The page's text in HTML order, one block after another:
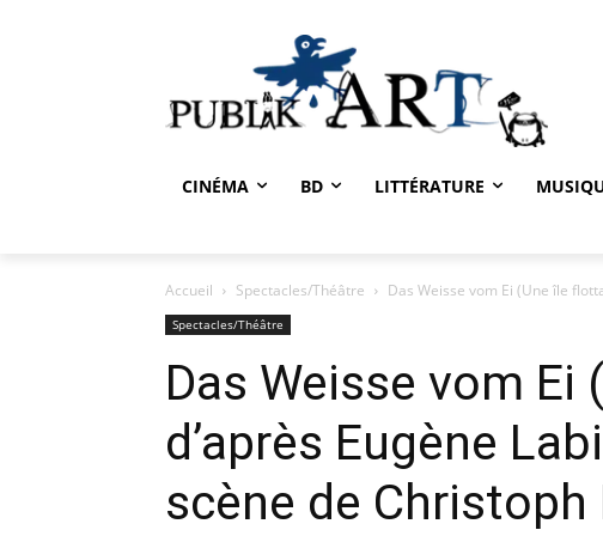
CINÉMA BD LITTÉRATURE
Accueil Spectacles/Théâtre Das Weisse vom Ei (Une île
Spectacles/Théâtre
Das Weisse vom
d’après Eugène
scène de